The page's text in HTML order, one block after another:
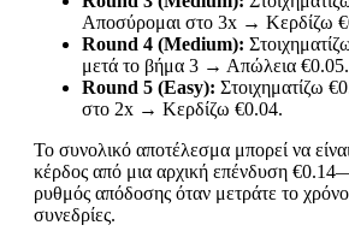
Αποσύρομαι στο 3x → Κερδίζω
Round 4 (Medium):
μετά το βήμα 3 → Απώλεια €0.05.
Round 5 (Easy): Στοιχηματίζω
στο 2x → Κερδίζω €0.04.
Το συνολικό αποτέλεσμα μπορεί να
κέρδος από μια αρχική επένδυση
ρυθμός απόδοσης όταν μετράτε το
συνεδρίες.